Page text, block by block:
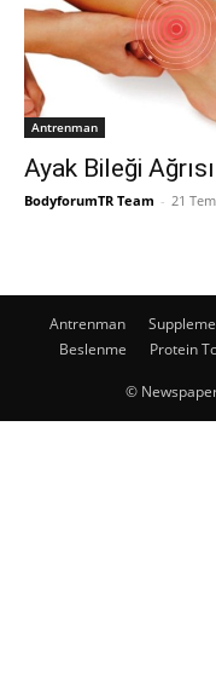
Antrenman
Ayak Bileği
BodyforumTR Team - 21
Antrenman
Beslenme
Protein
©